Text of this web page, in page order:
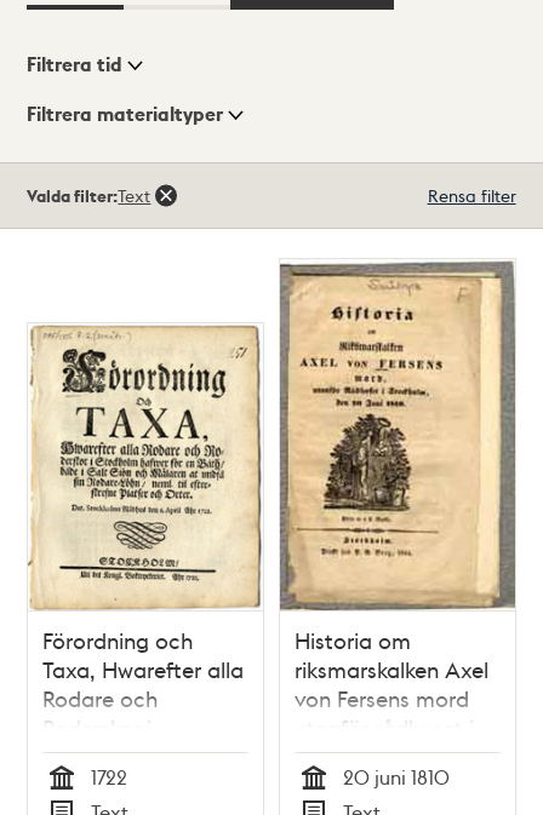
Visningsläge
Filtrera tid
Filtrera materialtyper
142träffar
Valda filter:Text Rensa filter
Förordning och
Taxa, Hwarefter alla
Rodare och
Roderskor i
Stockholm hafwer
för en Båth, både i
Tid
1722
Historia om
riksmarskalken Axel
von Fersens mord
utanför rådhuset i
Stockholm den 20
juni 1810.
Tid
20 juni 1810